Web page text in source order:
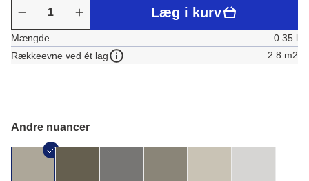
Læg i kurv
Mængde
0.35 l
Rækkeevne ved ét lag
2.8 m2
Andre nuancer